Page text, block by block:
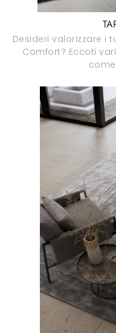
Desideri valorizzare i
Comfort? Eccoti